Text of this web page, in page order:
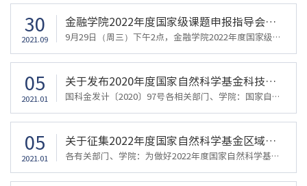
30
2021.09
金融学院2022年度国家级课题申报指导会顺利举行
9月29日（周三）下午2点，金融学院2022年度国家级课题申报指导会在学院楼422会议室举行。今年获得国家自然科学基金资助的郑燕巧副教授、金骋路博士分别为学院教师分享了关于申报国家级课题的体会和申报经验。金融学院党委书记蔡国金、副院长林祺和十多名教师参加此次申报指导会。申报指导会由林祺副院长主持。林祺副院长首先就我院近年来国家社科基金和国家自然科学基金的申请立项情况作了简要回顾，并鼓励学院教师积极参与申报...
05
2021.01
关于发布2020年度国家自然科学基金科技管理专项项目申请指南的通告
国科金发计〔2020〕97号各相关部门、学院：国家自然科学基金委员会现发布2020年度国家自然科学基金科技管理专项项目申请指南，请申请人和依托单位按申请指南中所述的要求及注意事项申报。申报指南见附件。附件【2020年度国家自然科学基金科技管理专项项目申请指南.docx】已下载66
05
2021.01
关于征集2022年度国家自然科学基金区域创新发展联合基金(浙江省) 项目申报指南建议的通知
各有关部门、学院：为做好2022年度国家自然科学基金区域创新发展联合基金(浙江省)（以下简称“区域创新发展联合基金”）项目组织实施工作，现向你们征集相关申报指南建议。具体通知如下：一、实施目的加快打造“互联网＋”、生命健康、新材料三大科技创新高地，深入实施“尖峰计划”，重点围绕浙江省数字经济、生命健康和新材料等领域发展的重大需求，吸引和集聚全国的优秀科研力量开展跨区域、跨部门、跨行业、跨学科的基础研...